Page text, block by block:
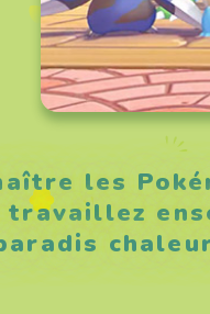
les
travaillez